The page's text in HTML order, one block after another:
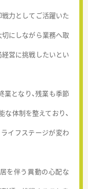
力としてご活躍いた
にしながら業務へ取
営に挑戦したいとい
となり、残業も季節
体制を整えており、
イフステージが変わ
を伴う異動の心配な